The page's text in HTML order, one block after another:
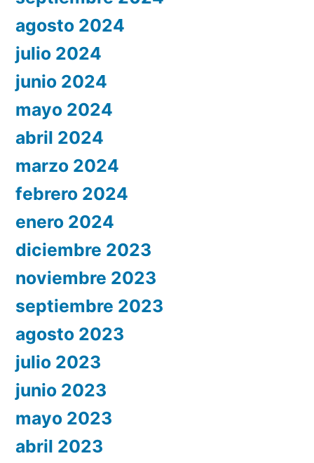
agosto 2024
julio 2024
junio 2024
mayo 2024
abril 2024
marzo 2024
febrero 2024
enero 2024
diciembre 2023
noviembre 2023
septiembre 2023
agosto 2023
julio 2023
junio 2023
mayo 2023
abril 2023